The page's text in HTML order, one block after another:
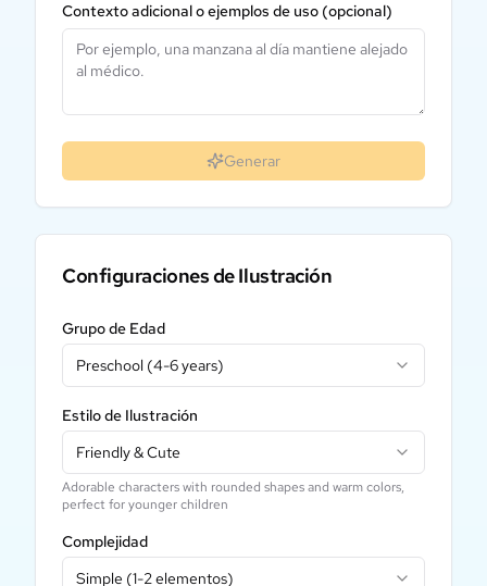
Contexto adicional o ejemplos de uso (opcional)
Generar
Configuraciones de Ilustración
Grupo de Edad
Preschool (4-6 years)
Estilo de Ilustración
Friendly & Cute
Adorable characters with rounded shapes and warm colors,
perfect for younger children
Complejidad
Simple (1-2 elementos)